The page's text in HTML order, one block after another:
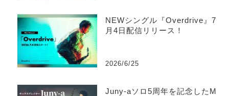
NEWシングル『Overdrive』7
月4日配信リリース！
2026/6/25
Juny-aソロ5周年を記念したM